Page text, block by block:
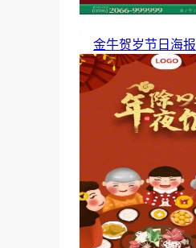
金牛贺岁节日海报